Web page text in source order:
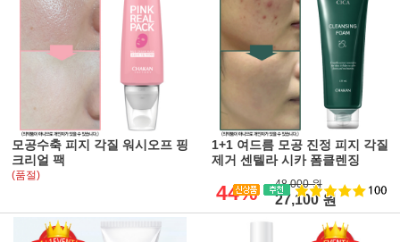
모공수축 피지 각질 워시오프 핑
크리얼 팩
(품절)
1+1 여드름 모공 진정 피지 각질
제거 센텔라 시카 폼클렌징
44% 48,000 원
27,100 원